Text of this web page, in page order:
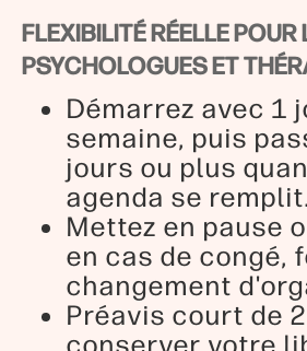
FLEXIBILITÉ RÉELLE POUR
PSYCHOLOGUES ET
Démarrez avec 1
semaine, puis
jours ou plus
agenda se remplit.
Mettez en pause
en cas de congé,
changement
Préavis court de